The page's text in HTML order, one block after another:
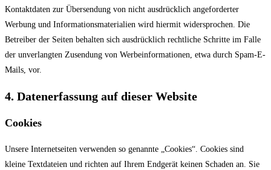
Kontaktdaten zur Übersendung von nicht ausdrücklich angeforderter
Werbung und Informationsmaterialien wird hiermit widersprochen. Die
Betreiber der Seiten behalten sich ausdrücklich rechtliche Schritte im Falle
der unverlangten Zusendung von Werbeinformationen, etwa durch Spam-E-
Mails, vor.
4. Datenerfassung auf dieser Website
Cookies
Unsere Internetseiten verwenden so genannte „Cookies“. Cookies sind
kleine Textdateien und richten auf Ihrem Endgerät keinen Schaden an. Sie